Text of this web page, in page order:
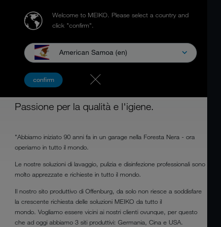
Welcome to MEIKO. Please select a country and
click "confirm".
American Samoa (en)
confirm
PROFESSIONISTI AL LAVORO
IN TUTTO IL MONDO
Passione per la qualità e l'igiene.
"Abbiamo iniziato 90 anni fa in un garage nella Foresta Nera - ora
operiamo in tutto il mondo.
Le nostre soluzioni di lavaggio, pulizia e disinfezione professionali sono
molto apprezzate e richieste in tutto il mondo.
Il nostro sito produttivo di Offenburg, da solo non riesce a soddisfare
la crescente richiesta delle soluzioni MEIKO da tutto il
mondo. Vogliamo essere vicini ai nostri clienti ovunque, per questo
che ad oggi abbiamo 3 siti produttivi: Germania, Cina e USA.